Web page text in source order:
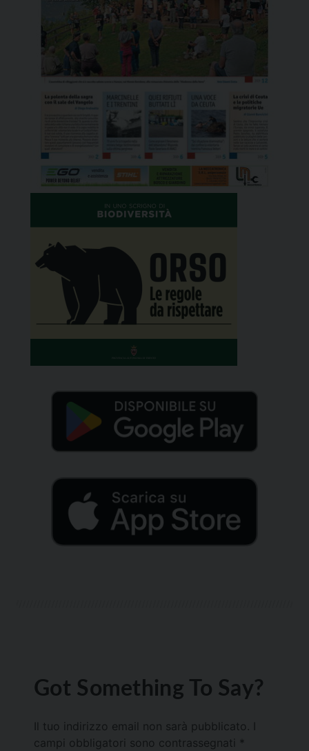
Got Something To Say?
Il tuo indirizzo email non sarà pubblicato.
campi obbligatori sono contrassegnati *